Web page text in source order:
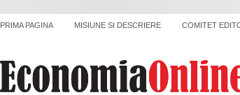
PRIMA PAGINA MISIUNE SI DESCRIERE COMITET